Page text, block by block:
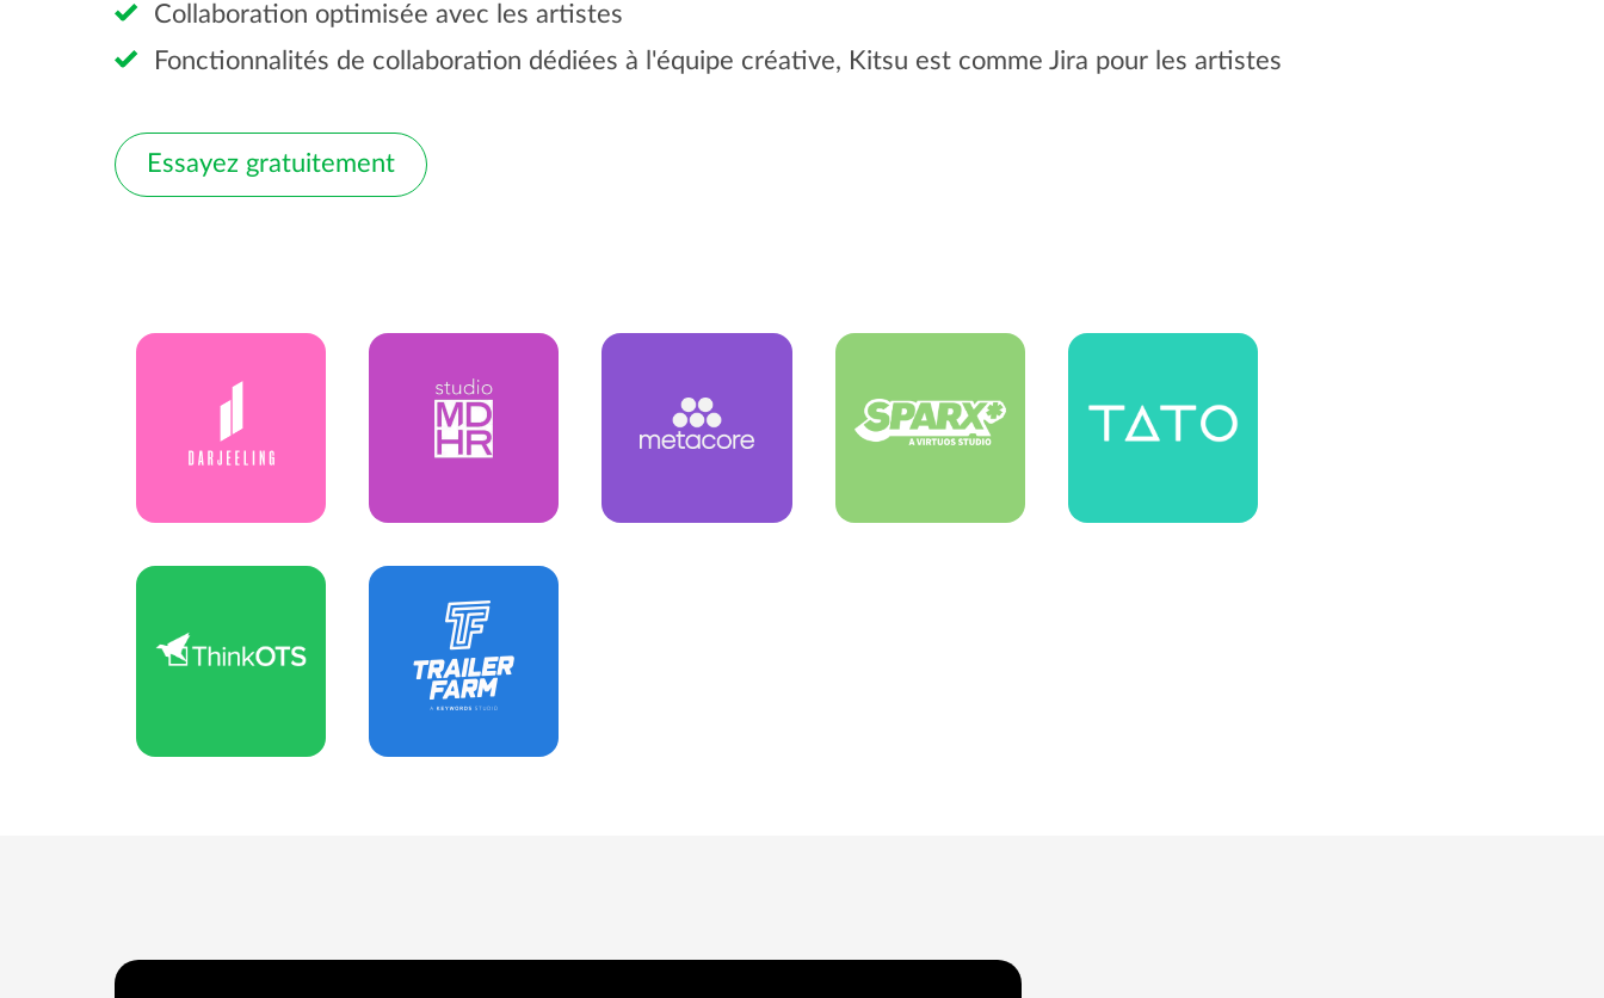
Collaboration optimisée avec les artistes
Fonctionnalités de collaboration dédiées à l'équipe créative, Kitsu est comme Jira pour les artistes
Essayez gratuitement